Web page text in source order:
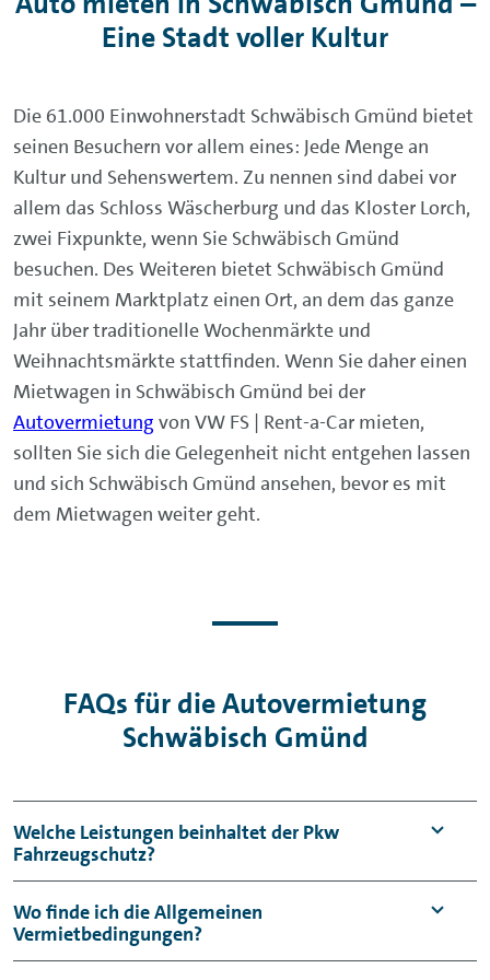
Eine Stadt voller Kultur
Die 61.000 Einwohnerstadt Schwäbisch Gmünd bietet
seinen Besuchern vor allem eines: Jede Menge an
Kultur und Sehenswertem. Zu nennen sind dabei vor
allem das Schloss Wäscherburg und das Kloster Lorch,
zwei Fixpunkte, wenn Sie Schwäbisch Gmünd
besuchen. Des Weiteren bietet Schwäbisch Gmünd
mit seinem Marktplatz einen Ort, an dem das ganze
Jahr über traditionelle Wochenmärkte und
Weihnachtsmärkte stattfinden. Wenn Sie daher einen
Mietwagen in Schwäbisch Gmünd bei der
Autovermietung von VW FS | Rent-a-Car mieten,
sollten Sie sich die Gelegenheit nicht entgehen lassen
und sich Schwäbisch Gmünd ansehen, bevor es mit
dem Mietwagen weiter geht.
FAQs für die Autovermietung
Schwäbisch Gmünd
Welche Leistungen beinhaltet der Pkw
Fahrzeugschutz?
Der Pkw Fahrzeugschutz umfasst einen
Haftpflicht- sowie einen Kaskoschutz mit
Selbstbeteiligung (Vollkasko: 950 €,
Wo finde ich die Allgemeinen
Vermietbedingungen?